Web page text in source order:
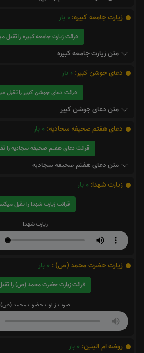
زیارت جامعه کبیره: 0 بار
قرائت زیارت جامعه کبیره را تقبل میکنم
متن زیارت جامعه کبیره
دعای جوشن کبیر: 0 بار
قرائت دعای جوشن کبیر را تقبل میکنم
متن دعای جوشن کبیر
دعای هفتم صحیفه سجادیه: 0 بار
قرائت دعای هفتم صحیفه سجادیه را تقبل میکنم
متن دعای هفتم صحیفه سجادیه
زیارت شهدا: 0 بار
قرائت زیارت شهدا را تقبل میکنم
زیارت شهدا
زیارت حضرت محمد (ص) : 0 بار
قرائت زیارت حضرت محمد (ص) را تقبل میکنم
صوت زیارت حضرت محمد (ص)
روضه ام البنین: 0 بار